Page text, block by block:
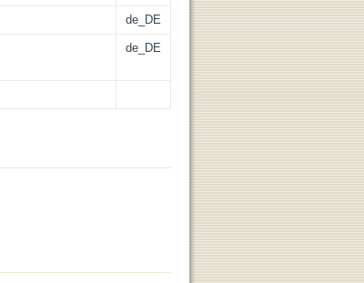
de_DE
de_DE